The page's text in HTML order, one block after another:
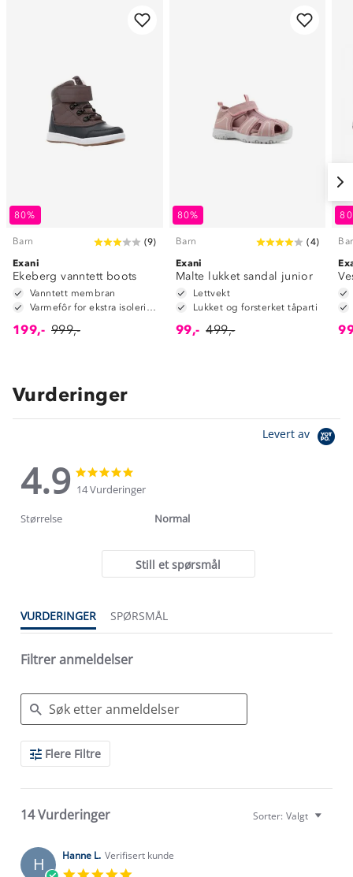
80%
Barn (9)
Exani
Ekeberg vanntett boots
Vanntett membran
199,- 999,-
80%
Barn (4)
Exani
Malte lukket sandal junior
Lettvekt
Lukket og forsterket tåparti
99,- 499,-
Vurderinger
Levert av
4.9
4.9
star
rating
star
rating
14 Vurderinger
Størrelse Normal
Still et spørsmål
VURDERINGER SPØRSMÅL
Filtrer anmeldelser
Search
ReviewsFlere Filtre
14 Vurderinger Sorter: Valgt
H Hanne L. Verifisert kunde